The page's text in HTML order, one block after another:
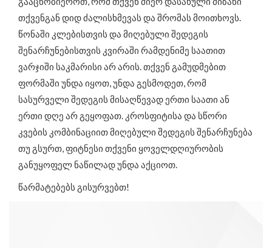
თქვენგან დიდ ძალისხმევას და შრომას მოითხოვს.
წონაში კლებისთვის და მიღებული შედეგის
შენარჩუნებისთვის კვირაში რამდენიმე საათით
ვარჯიში საკმარისი არ არის. თქვენ გამუდმებით
ფორმაში უნდა იყოთ, უნდა გესმოდეთ, რომ
სასურველი შედეგის მისაღწევად ერთი საათი ან
ერთი დღე არ გეყოფათ. კროსფიტისა და სწორი
კვების კომბინაციით მიღებული შედეგის შენარჩუნება
თუ გსურთ, ფიტნესი თქვენი ყოველდღიურობის
განუყოფელ ნაწილად უნდა აქციოთ.
წარმატებებს გისურვებთ!